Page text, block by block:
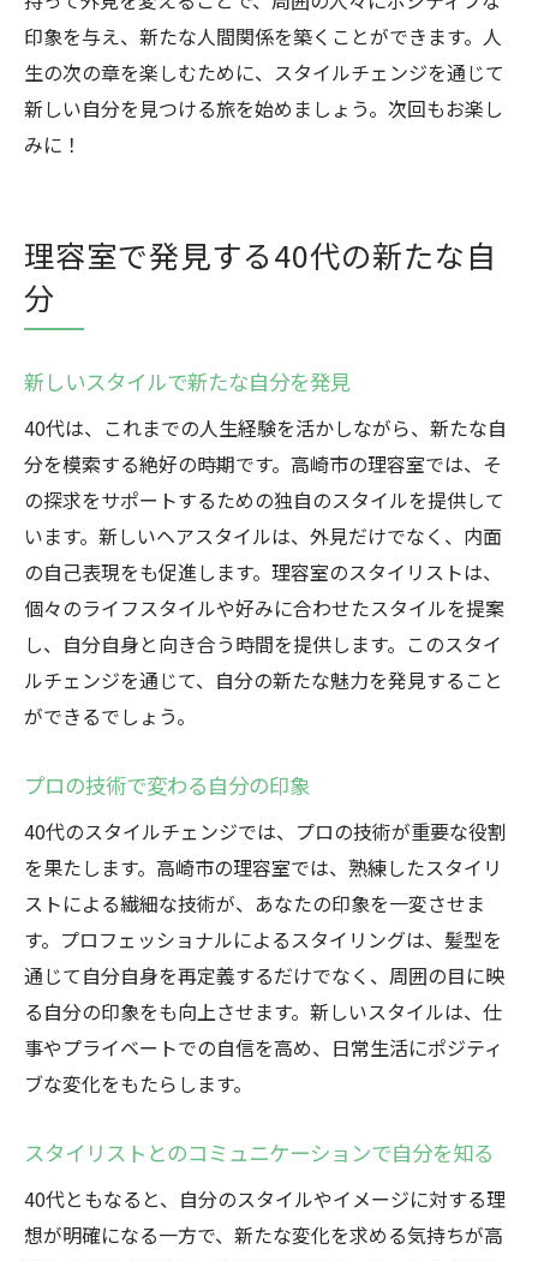
印象を与え、新たな人間関係を築くことができます。人
生の次の章を楽しむために、スタイルチェンジを通じて
新しい自分を見つける旅を始めましょう。次回もお楽し
みに！
理容室で発見する40代の新たな自
分
新しいスタイルで新たな自分を発見
40代は、これまでの人生経験を活かしながら、新たな自
分を模索する絶好の時期です。高崎市の理容室では、そ
の探求をサポートするための独自のスタイルを提供して
います。新しいヘアスタイルは、外見だけでなく、内面
の自己表現をも促進します。理容室のスタイリストは、
個々のライフスタイルや好みに合わせたスタイルを提案
し、自分自身と向き合う時間を提供します。このスタイ
ルチェンジを通じて、自分の新たな魅力を発見すること
ができるでしょう。
プロの技術で変わる自分の印象
40代のスタイルチェンジでは、プロの技術が重要な役割
を果たします。高崎市の理容室では、熟練したスタイリ
ストによる繊細な技術が、あなたの印象を一変させま
す。プロフェッショナルによるスタイリングは、髪型を
通じて自分自身を再定義するだけでなく、周囲の目に映
る自分の印象をも向上させます。新しいスタイルは、仕
事やプライベートでの自信を高め、日常生活にポジティ
ブな変化をもたらします。
スタイリストとのコミュニケーションで自分を知る
40代ともなると、自分のスタイルやイメージに対する理
想が明確になる一方で、新たな変化を求める気持ちが高